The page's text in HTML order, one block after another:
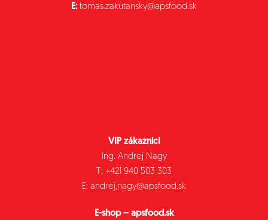
E:tomas.zakutansky@apsfood.sk
VIP zákaznici
Ing. Andrej Nagy
T: +421 940 503 303
E: andrej,nagy@apsfood.sk
E-shop – apsfood.sk